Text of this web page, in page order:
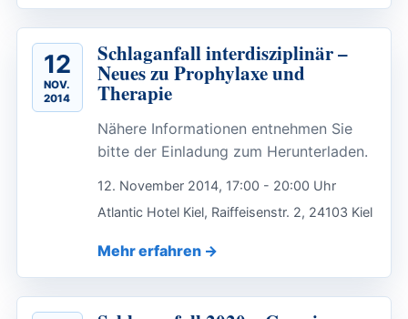
12
NOV.
2014
Schlaganfall interdisziplinär –
Neues zu Prophylaxe und
Therapie
Nähere Informationen entnehmen Sie
bitte der Einladung zum Herunterladen.
12. November 2014, 17:00 - 20:00 Uhr
Atlantic Hotel Kiel, Raiffeisenstr. 2, 24103 Kiel
Mehr erfahren